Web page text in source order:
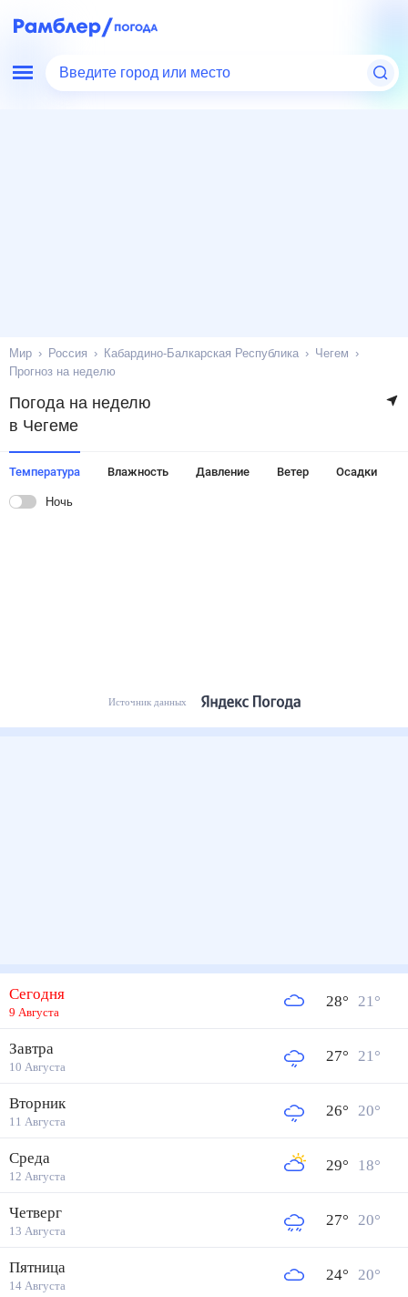
Введите город или место
Мир Россия Кабардино-Балкарская Республика
Чегем
Прогноз на неделю
Погода на неделю
в Чегеме
Температура Влажность Давление Ветер Осадки
Ночь
Источник данных
Сегодня
9 Августа
28° 21°
Завтра
10 Августа
27° 21°
Вторник
11 Августа
26° 20°
Среда
12 Августа
29° 18°
Четверг
13 Августа
27° 20°
Пятница
14 Августа
24° 20°